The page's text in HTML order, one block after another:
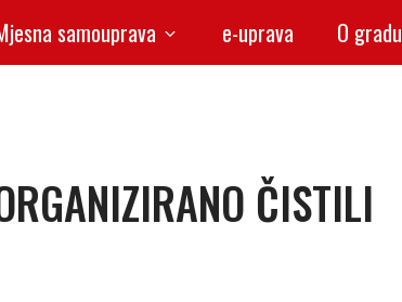
samouprava e-uprava O gradu
ČISTILI